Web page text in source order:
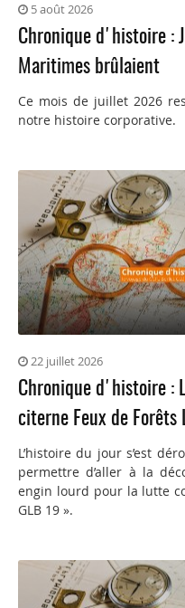
5 août 2026
Chronique d'histoire :
Maritimes brûlaient
Ce mois de juillet 2026
notre histoire corporative.
22 juillet 2026
Chronique d'histoire :
citerne Feux de Forêts
L’histoire du jour s’est
permettre d’aller à la
engin lourd pour la lutte
GLB 19 ».